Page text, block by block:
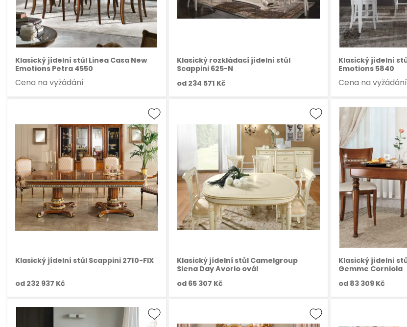
Klasický jídelní stůl Linea Casa New
Emotions Petra 4550
Cena na vyžádání
Klasický rozkládací jídelní stůl
Scappini 625-N
od 234 571 Kč
Klasický jídelní
Emotions 5840
Cena na vyžádání
Klasický jídelní stůl Scappini 2710-FIX
od 232 937 Kč
Klasický jídelní stůl Camelgroup
Siena Day Avorio ovál
od 65 307 Kč
Klasický jídelní
Gemme Corniola
od 83 309 Kč